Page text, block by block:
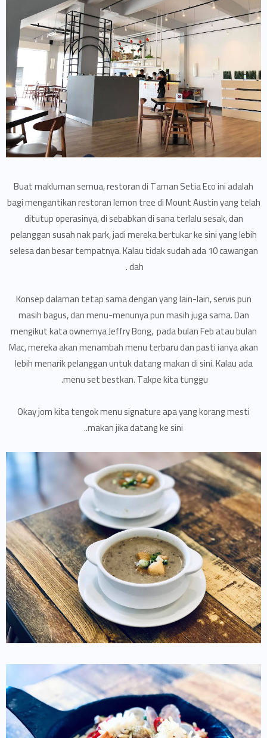
Buat makluman semua, restoran di Taman Setia Eco ini adalah
bagi mengantikan restoran lemon tree di Mount Austin yang telah
ditutup operasinya, di sebabkan di sana terlalu sesak, dan
pelanggan susah nak park, jadi mereka bertukar ke sini yang lebih
selesa dan besar tempatnya. Kalau tidak sudah ada 10 cawangan
dah .
Konsep dalaman tetap sama dengan yang lain-lain, servis pun
masih bagus, dan menu-menunya pun masih juga sama. Dan
mengikut kata ownernya Jeffry Bong, pada bulan Feb atau bulan
Mac, mereka akan menambah menu terbaru dan pasti ianya akan
lebih menarik pelanggan untuk datang makan di sini. Kalau ada
menu set bestkan. Takpe kita tunggu.
Okay jom kita tengok menu signature apa yang korang mesti
makan jika datang ke sini..